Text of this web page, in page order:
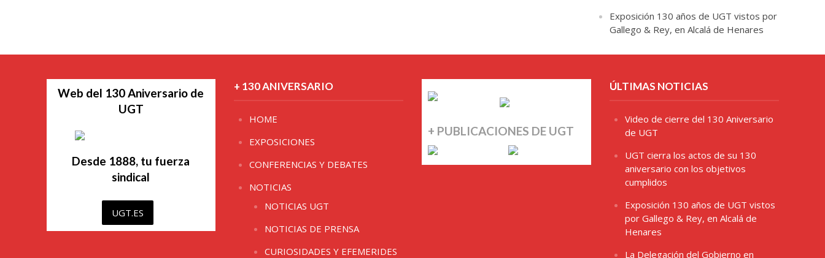
Exposición 130 años de UGT vistos por
Gallego & Rey, en Alcalá de Henares
Web del 130 Aniversario de
UGT
Desde 1888, tu fuerza
sindical
UGT.ES
+ 130 ANIVERSARIO
HOME
EXPOSICIONES
CONFERENCIAS Y DEBATES
NOTICIAS
NOTICIAS UGT
NOTICIAS DE PRENSA
CURIOSIDADES Y EFEMERIDES
+ PUBLICACIONES DE UGT
ÚLTIMAS NOTICIAS
Video de cierre del 130 Aniversario
de UGT
UGT cierra los actos de su 130
aniversario con los objetivos
cumplidos
Exposición 130 años de UGT vistos
por Gallego & Rey, en Alcalá de
Henares
La Delegación del Gobierno en